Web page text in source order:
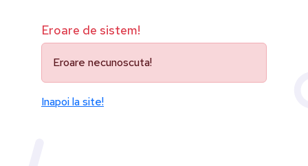
Eroare de sistem!
Eroare necunoscuta!
Inapoi la site!